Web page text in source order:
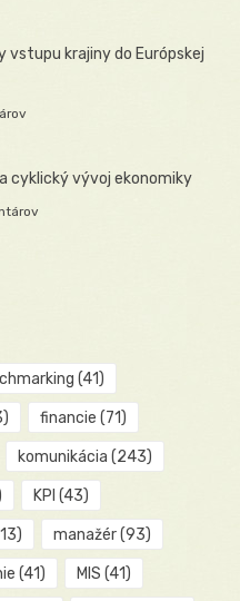
vstupu krajiny do Európskej
cyklický vývoj ekonomiky
(41)
financie (71)
komunikácia (243)
KPI (43)
manažér(93)
(41) MIS (41)